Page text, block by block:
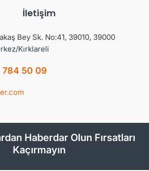
İletişim
Bey Sk. No:41, 39010, 39000
Kırklareli
50 09
Haberdar Olun Fırsatları
Kaçırmayın